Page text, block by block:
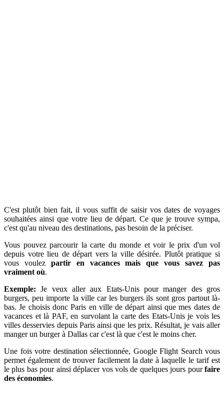
C'est plutôt bien fait, il vous suffit de saisir vos dates de voyages
souhaitées ainsi que votre lieu de départ. Ce que je trouve sympa,
c'est qu'au niveau des destinations, pas besoin de la préciser.
Vous pouvez parcourir la carte du monde et voir le prix d'un vol
depuis votre lieu de départ vers la ville désirée. Plutôt pratique si
vous voulezpartir en vacances mais que vous savez pas
vraiment où.
Exemple:Je veux aller aux Etats-Unis pour manger des gros
burgers, peu importe la ville car les burgers ils sont gros partout là-
bas. Je choisis donc Paris en ville de départ ainsi que mes dates de
vacances et là PAF, en survolant la carte des Etats-Unis je vois les
villes desservies depuis Paris ainsi que les prix. Résultat, je vais aller
manger un burger à Dallas car c'est là que c'est le moins cher.
Une fois votre destination sélectionnée, Google Flight Search vous
permet également de trouver facilement la date à laquelle le tarif est
le plus bas pour ainsi déplacer vos vols de quelques jours pourfaire
des économies.